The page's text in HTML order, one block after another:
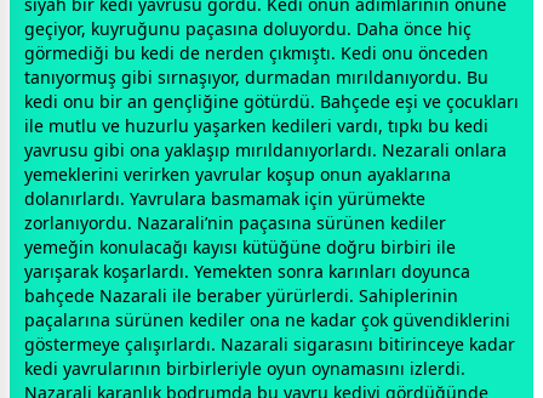
siyah bir kedi yavrusu gördü. Kedi onun adımlarının önüne
geçiyor, kuyruğunu paçasına doluyordu. Daha önce hiç
görmediği bu kedi de nerden çıkmıştı. Kedi onu önceden
tanıyormuş gibi sırnaşıyor, durmadan mırıldanıyordu. Bu
kedi onu bir an gençliğine götürdü. Bahçede eşi ve çocukları
ile mutlu ve huzurlu yaşarken kedileri vardı, tıpkı bu kedi
yavrusu gibi ona yaklaşıp mırıldanıyorlardı. Nezarali onlara
yemeklerini verirken yavrular koşup onun ayaklarına
dolanırlardı. Yavrulara basmamak için yürümekte
zorlanıyordu. Nazarali’nin paçasına sürünen kediler
yemeğin konulacağı kayısı kütüğüne doğru birbiri ile
yarışarak koşarlardı. Yemekten sonra karınları doyunca
bahçede Nazarali ile beraber yürürlerdi. Sahiplerinin
paçalarına sürünen kediler ona ne kadar çok güvendiklerini
göstermeye çalışırlardı. Nazarali sigarasını bitirinceye kadar
kedi yavrularının birbirleriyle oyun oynamasını izlerdi.
Nazarali karanlık bodrumda bu yavru kediyi gördüğünde